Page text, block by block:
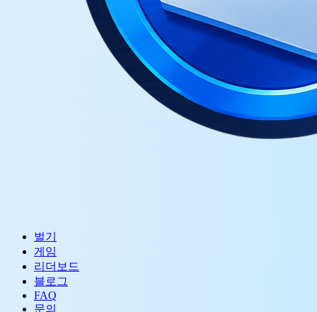
벌기
게임
리더보드
블로그
FAQ
문의